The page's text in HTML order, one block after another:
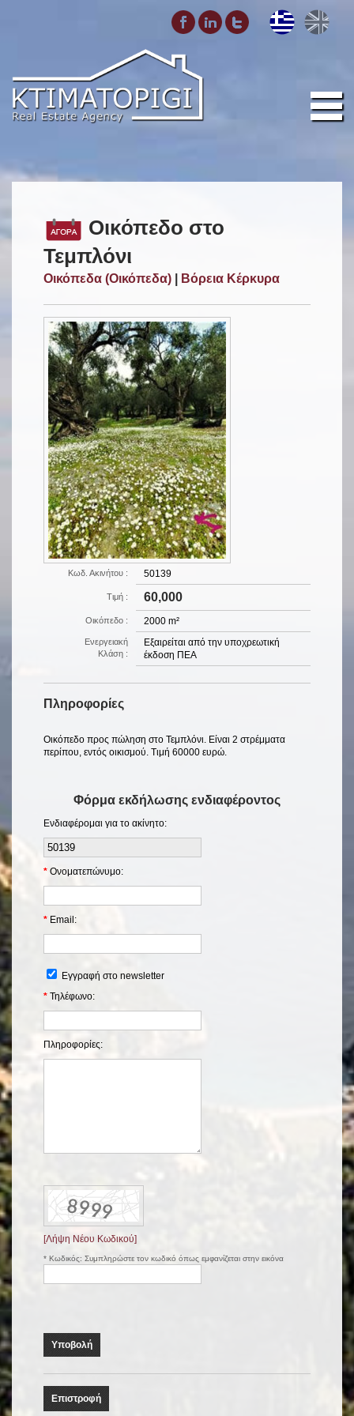
Οικόπεδο στο
Τεμπλόνι
Οικόπεδα (Οικόπεδα) Βόρεια Κέρκυρα
Κωδ. Ακινήτου : 50139
Τιμή : 60,000
Οικόπεδο : 2000 m²
Ενεργειακή
Κλάση :
Εξαιρείται από την υποχρεωτική
έκδοση ΠΕΑ
Πληροφορίες
Οικόπεδο προς πώληση στο Τεμπλόνι. Είναι 2 στρέμματα
περίπου, εντός οικισμού. Τιμή 60000 ευρώ.
Φόρμα εκδήλωσης ενδιαφέροντος
Ενδιαφέρομαι για το ακίνητο:
* Ονοματεπώνυμο:
* Email:
Εγγραφή στο newsletter
* Τηλέφωνο:
Πληροφορίες:
[Λήψη Νέου Κωδικού]
* Κωδικός: Συμπληρώστε τον κωδικό όπως εμφανίζεται στην εικόνα
Επιστροφή